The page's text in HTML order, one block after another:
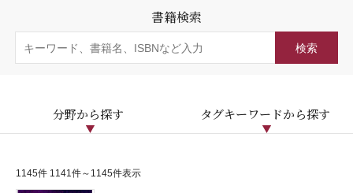
書籍検索
分野から探す タグキーワードから探す
1145件 1141件～1145件表示